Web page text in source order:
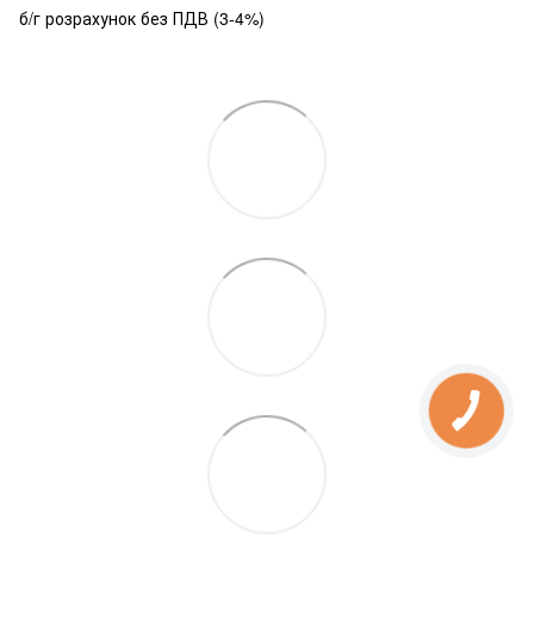
б/г розрахунок без ПДВ (3-4%)